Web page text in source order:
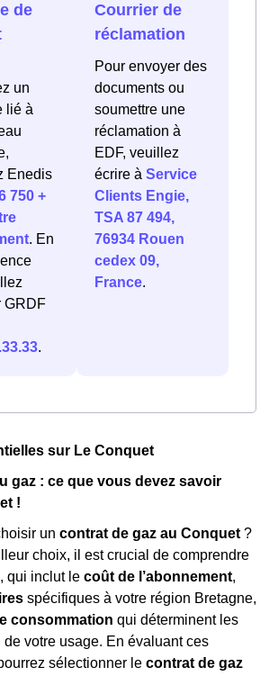
de
un
lié à
Enedis
750 +
. En
GRDF
.
Courrier de
réclamation
Pour envoyer des
documents ou
soumettre une
réclamation à
EDF, veuillez
écrire à Service
Clients Engie,
TSA 87 494,
76934 Rouen
cedex 09,
France.
sur Le Conquet
gaz : ce que vous devez savoir
!
un contrat de gaz au Conquet ?
choix, il est crucial de comprendre
, qui inclut le coût de l’abonnement,
spécifiques à votre région Bretagne,
consommation qui déterminent les
de votre usage. En évaluant ces
sélectionner le contrat de gaz